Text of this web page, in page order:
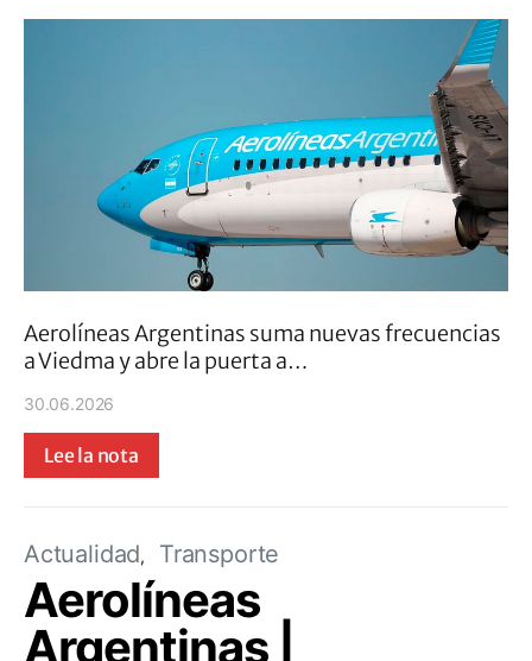
Aerolíneas Argentinas suma nuevas frecuencias
a Viedma y abre la puerta a…
30.06.2026
Lee la nota
Actualidad Transporte
Aerolíneas
Argentinas |